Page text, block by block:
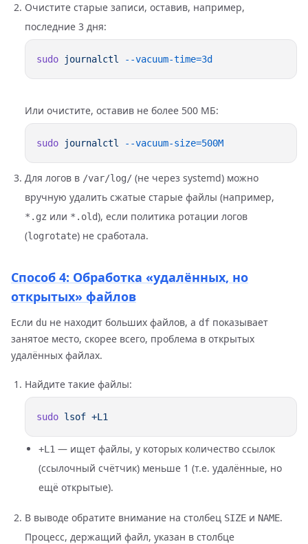
Очистите старые записи, оставив, например,
последние 3 дня:
sudo journalctl
Или очистите, оставив не более 500 МБ:
sudo journalctl
Для логов в /var/log/ (не через systemd) можно
вручную удалить сжатые старые файлы (например,
*.gz или *.old), если политика ротации логов
(logrotate) не сработала.
Способ 4: Обработка «удалённых, но
открытых» файлов
Если du не находит больших файлов, а df показывает
занятое место, скорее всего, проблема в открытых
удалённых файлах.
Найдите такие файлы:
sudo lsof
+L1 — ищет файлы, у которых количество ссылок
(ссылочный счётчик) меньше 1 (т.е. удалённые, но
ещё открытые).
В выводе обратите внимание на столбец SIZE и NAME.
Процесс, держащий файл, указан в столбце